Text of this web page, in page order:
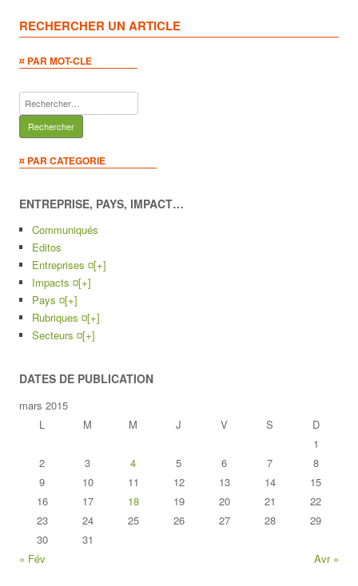
RECHERCHER UN ARTICLE
¤ PAR MOT-CLE
Rechercher :
¤ PAR CATEGORIE
ENTREPRISE, PAYS, IMPACT…
Communiqués
Editos
Entreprises ¤[+]
Impacts ¤[+]
Pays ¤[+]
Rubriques ¤[+]
Secteurs ¤[+]
DATES DE PUBLICATION
mars 2015
L
M M J V S
D
1
2
3 4 5 6 7
8
9
10 11 12 13 14
15
16
17 18 19 20 21
22
23
24 25 26 27 28
29
30
31
« Fév
Avr »